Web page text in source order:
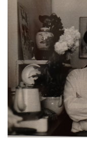
究
法
书
欣
赏